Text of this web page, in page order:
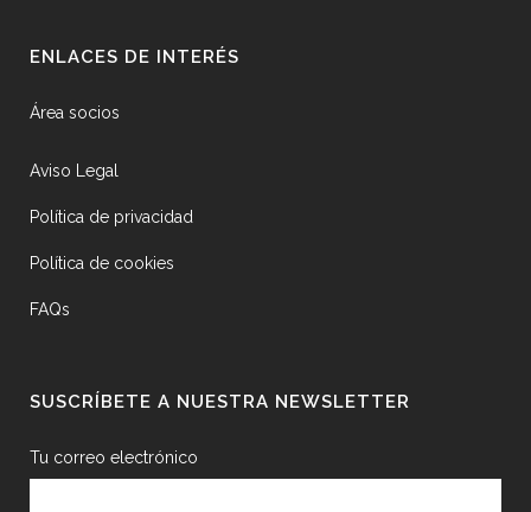
ENLACES DE INTERÉS
Área socios
Aviso Legal
Política de privacidad
Política de cookies
FAQs
SUSCRÍBETE A NUESTRA NEWSLETTER
Tu correo electrónico